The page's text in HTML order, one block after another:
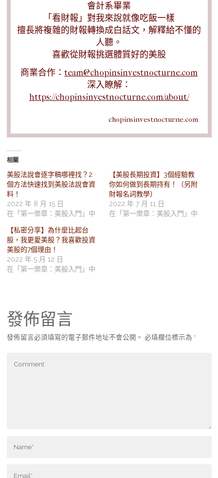
會計系畢業
「看財報」對我來說就像吃飯一樣
擅長將複雜的財報轉換成白話文，解釋給不懂的
人聽。
喜歡從財報挑選體質好的美股
商業合作： team@chopinsinvestnocturne.com
深入瞭解：
https://chopinsinvestnocturne.com/about/
chopinsinvestnocturne.com
相關
美股法說會逐字稿哪裡找？2
個方法快速找到美股法說會資
料！
2022 年 8 月 15 日
在「第一樂章：美股入門」中
【美股長期投資】3個經驗教
你如何做到長期持有！（另附
財報名詞教學）
2022 年 7 月 11 日
在「第一樂章：美股入門」中
【私密分享】為什麼比起台
股，我更愛美股？我喜歡投資
美股的7個理由！
2022 年 5 月 12 日
在「第一樂章：美股入門」中
發佈留言
發佈留言必須填寫的電子郵件地址不會公開。 必填欄位標示為 *